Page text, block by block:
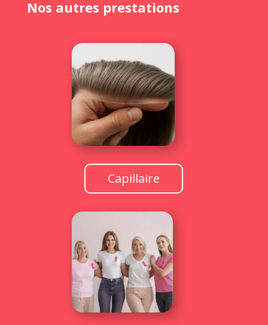
Nos autres prestations
Capillaire